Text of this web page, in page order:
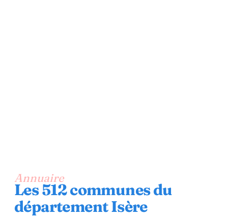
Annuaire
Les 512 communes du
département Isère